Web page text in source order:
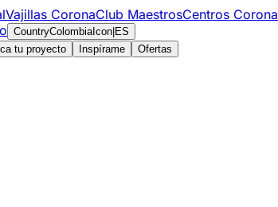
Vajillas CoronaClub MaestrosCentros Corona
CountryColombiaIcon ES
tu proyecto Inspírame Ofertas